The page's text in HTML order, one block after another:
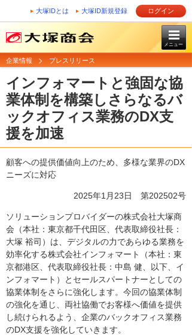
大塚IDとは 大塚ID新規登録 ログイン
メニュー
企業情報 プレスリリース
インフォマートと強固な協
業体制を構築しさらなるバ
ックオフィス業務のDX支
援を加速
顧客への提供価値向上のため、多様な業界のDX
ニーズに対応
2025年1月23日 第202502号
ソリューションプロバイダーの株式会社大塚商
会（本社：東京都千代田区、代表取締役社長：
大塚 裕司）は、デジタルの力であらゆる業務を
効率化する株式会社インフォマート（本社：東
京都港区、代表取締役社長：中島 健、以下、イ
ンフォマート）とセールスパートナーとしての
協業体制をさらに強化します。今回の協業体制
の強化を通じ、両社協働でお客様へ価値を提供
し続けられるよう、企業のバックオフィス業務
のDX支援を強化していきます。